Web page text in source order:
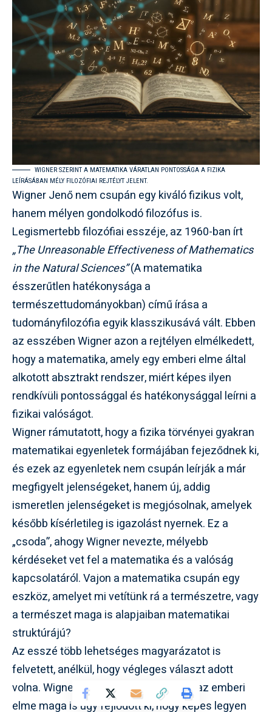
WIGNER SZERINT A MATEMATIKA VÁRATLAN PONTOSSÁGA A FIZIKA
LEÍRÁSÁBAN MÉLY FILOZÓFIAI REJTÉLYT JELENT.
Wigner Jenő nem csupán egy kiváló fizikus volt,
hanem mélyen gondolkodó filozófus is.
Legismertebb filozófiai esszéje, az 1960-ban írt
„The Unreasonable Effectiveness of Mathematics
in the Natural Sciences”(A matematika
ésszerűtlen hatékonysága a
természettudományokban) című írása a
tudományfilozófia egyik klasszikusává vált. Ebben
az esszében Wigner azon a rejtélyen elmélkedett,
hogy a matematika, amely egy emberi elme által
alkotott absztrakt rendszer, miért képes ilyen
rendkívüli pontossággal és hatékonysággal leírni a
fizikai valóságot.
Wigner rámutatott, hogy a fizika törvényei gyakran
matematikai egyenletek formájában fejeződnek ki,
és ezek az egyenletek nem csupán leírják a már
megfigyelt jelenségeket, hanem új, addig
ismeretlen jelenségeket is megjósolnak, amelyek
később kísérletileg is igazolást nyernek. Ez a
„csoda”, ahogy Wigner nevezte, mélyebb
kérdéseket vet fel a matematika és a valóság
kapcsolatáról. Vajon a matematika csupán egy
eszköz, amelyet mi vetítünk rá a természetre, vagy
a természet maga is alapjaiban matematikai
struktúrájú?
Az esszé több lehetséges magyarázatot is
felvetett, anélkül, hogy végleges választ adott
volna. Wigner megfontolta, hogy talán az emberi
elme maga is úgy fejlődött ki, hogy képes legyen